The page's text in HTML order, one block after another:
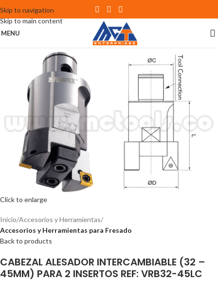
Skip to navigation
Skip to main content
MENU
Click to enlarge
Inicio Accesorios y Herramientas
Accesorios y Herramientas para Fresado
Back to products
CABEZAL ALESADOR INTERCAMBIABLE (32 –
45MM) PARA 2 INSERTOS REF: VRB32-45LC